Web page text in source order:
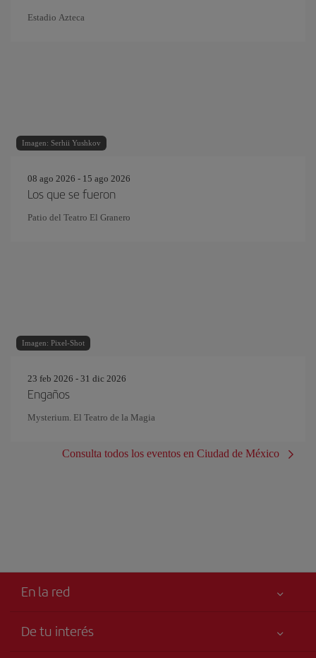
Estadio Azteca
Imagen: Serhii Yushkov
08 ago 2026 - 15 ago 2026
Los que se fueron
Patio del Teatro El Granero
Imagen: Pixel-Shot
23 feb 2026 - 31 dic 2026
Engaños
Mysterium. El Teatro de la Magia
Consulta todos los eventos en Ciudad de México
En la red
De tu interés